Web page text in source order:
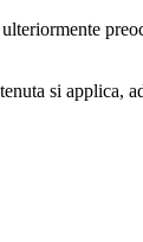
si applica,